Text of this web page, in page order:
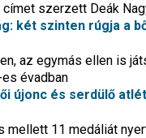
szerzett Deák
két szinten rúgja a
az egymás ellen is
évadban
újonc és serdülő
mellett 11 medáliát